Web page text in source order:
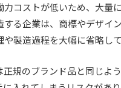
力コストが低いため、大量
する企業は、商標やデザイ
製造過程を大幅に省略し
規のブランド品と同じよ